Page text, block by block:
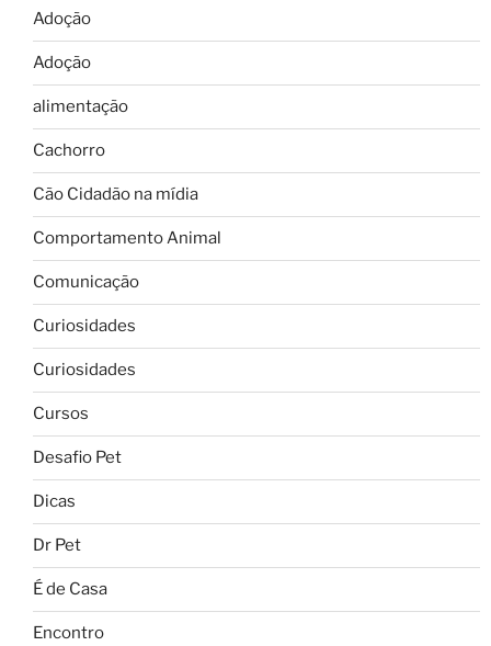
Adoção
Adoção
alimentação
Cachorro
Cão Cidadão na mídia
Comportamento Animal
Comunicação
Curiosidades
Curiosidades
Cursos
Desafio Pet
Dicas
Dr Pet
É de Casa
Encontro